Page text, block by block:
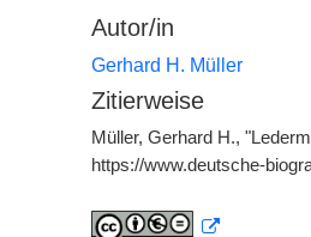
Autor/in
Gerhard H. Müller
Zitierweise
Müller, Gerhard H.,
https://www.deutsche-